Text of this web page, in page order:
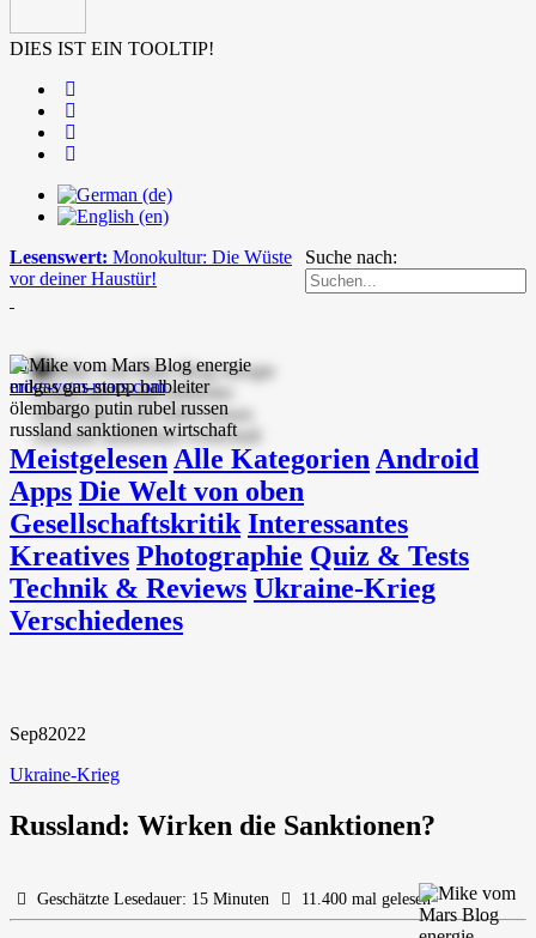
DIES IST EIN TOOLTIP!
Suche nach:
Lesenswert: Monokultur: Die Wüste
vor deiner Haustür!
mike-vom-mars.com
Meistgelesen Alle Kategorien Android
Apps Die Welt von oben
Gesellschaftskritik Interessantes
Kreatives Photographie Quiz & Tests
Technik & Reviews Ukraine-Krieg
Verschiedenes
Sep82022
Ukraine-Krieg
Russland: Wirken die Sanktionen?
Geschätzte Lesedauer: 15 Minuten 11.400 mal gelesen